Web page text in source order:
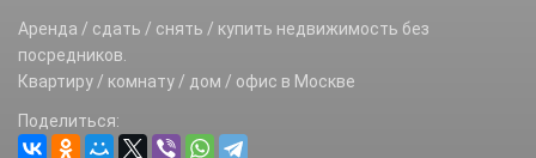
Аренда / сдать / снять / купить недвижимость без
посредников.
Квартиру / комнату / дом / офис в Москве
Поделиться: